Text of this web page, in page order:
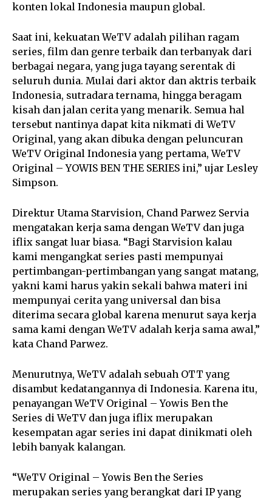
konten lokal Indonesia maupun global.
Saat ini, kekuatan WeTV adalah pilihan ragam
series, film dan genre terbaik dan terbanyak dari
berbagai negara, yang juga tayang serentak di
seluruh dunia. Mulai dari aktor dan aktris terbaik
Indonesia, sutradara ternama, hingga beragam
kisah dan jalan cerita yang menarik. Semua hal
tersebut nantinya dapat kita nikmati di WeTV
Original, yang akan dibuka dengan peluncuran
WeTV Original Indonesia yang pertama, WeTV
Original – YOWIS BEN THE SERIES ini,” ujar Lesley
Simpson.
Direktur Utama Starvision, Chand Parwez Servia
mengatakan kerja sama dengan WeTV dan juga
iflix sangat luar biasa. “Bagi Starvision kalau
kami mengangkat series pasti mempunyai
pertimbangan-pertimbangan yang sangat matang,
yakni kami harus yakin sekali bahwa materi ini
mempunyai cerita yang universal dan bisa
diterima secara global karena menurut saya kerja
sama kami dengan WeTV adalah kerja sama awal,”
kata Chand Parwez.
Menurutnya, WeTV adalah sebuah OTT yang
disambut kedatangannya di Indonesia. Karena itu,
penayangan WeTV Original – Yowis Ben the
Series di WeTV dan juga iflix merupakan
kesempatan agar series ini dapat dinikmati oleh
lebih banyak kalangan.
“WeTV Original – Yowis Ben the Series
merupakan series yang berangkat dari IP yang